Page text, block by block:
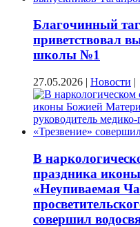
Благочинный
приветствовал
школы №1
27.05.2026 | Новости |
В
праздника
«Неупиваемая
совершил